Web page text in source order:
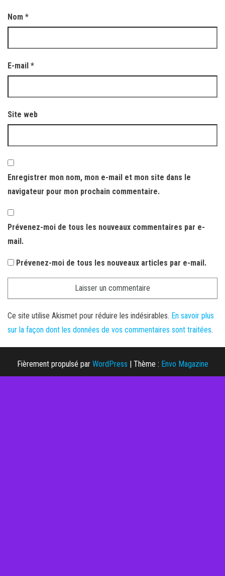
Nom *
E-mail *
Site web
Enregistrer mon nom, mon e-mail et mon site dans le
navigateur pour mon prochain commentaire.
Prévenez-moi de tous les nouveaux commentaires par e-
mail.
Prévenez-moi de tous les nouveaux articles par e-mail.
Ce site utilise Akismet pour réduire les indésirables. En savoir plus
sur la façon dont les données de vos commentaires sont traitées.
Fièrement propulsé par WordPress | Thème : Envo Magazine